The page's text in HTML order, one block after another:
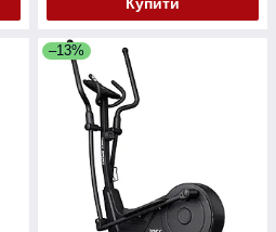
–13%